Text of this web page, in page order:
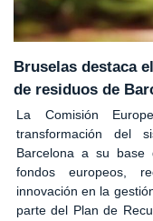
Bruselas destaca
de residuos de
La Comisión
transformación del
Barcelona a su base
fondos europeos,
innovación en la
parte del Plan de